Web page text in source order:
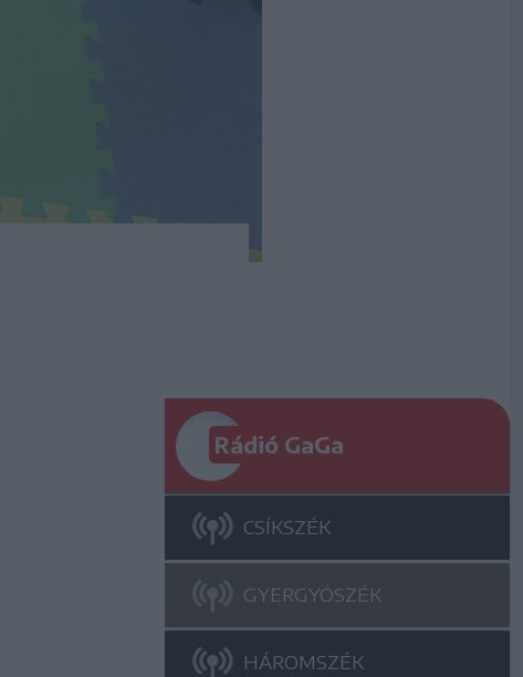
Rádió GaGa
CSÍKSZÉK
GYERGYÓSZÉK
HÁROMSZÉK